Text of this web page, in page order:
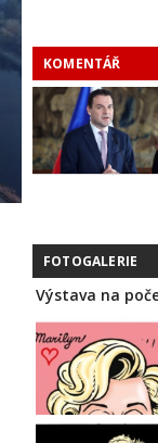
KOMENTÁŘ
FOTOGALERIE
Výstava na